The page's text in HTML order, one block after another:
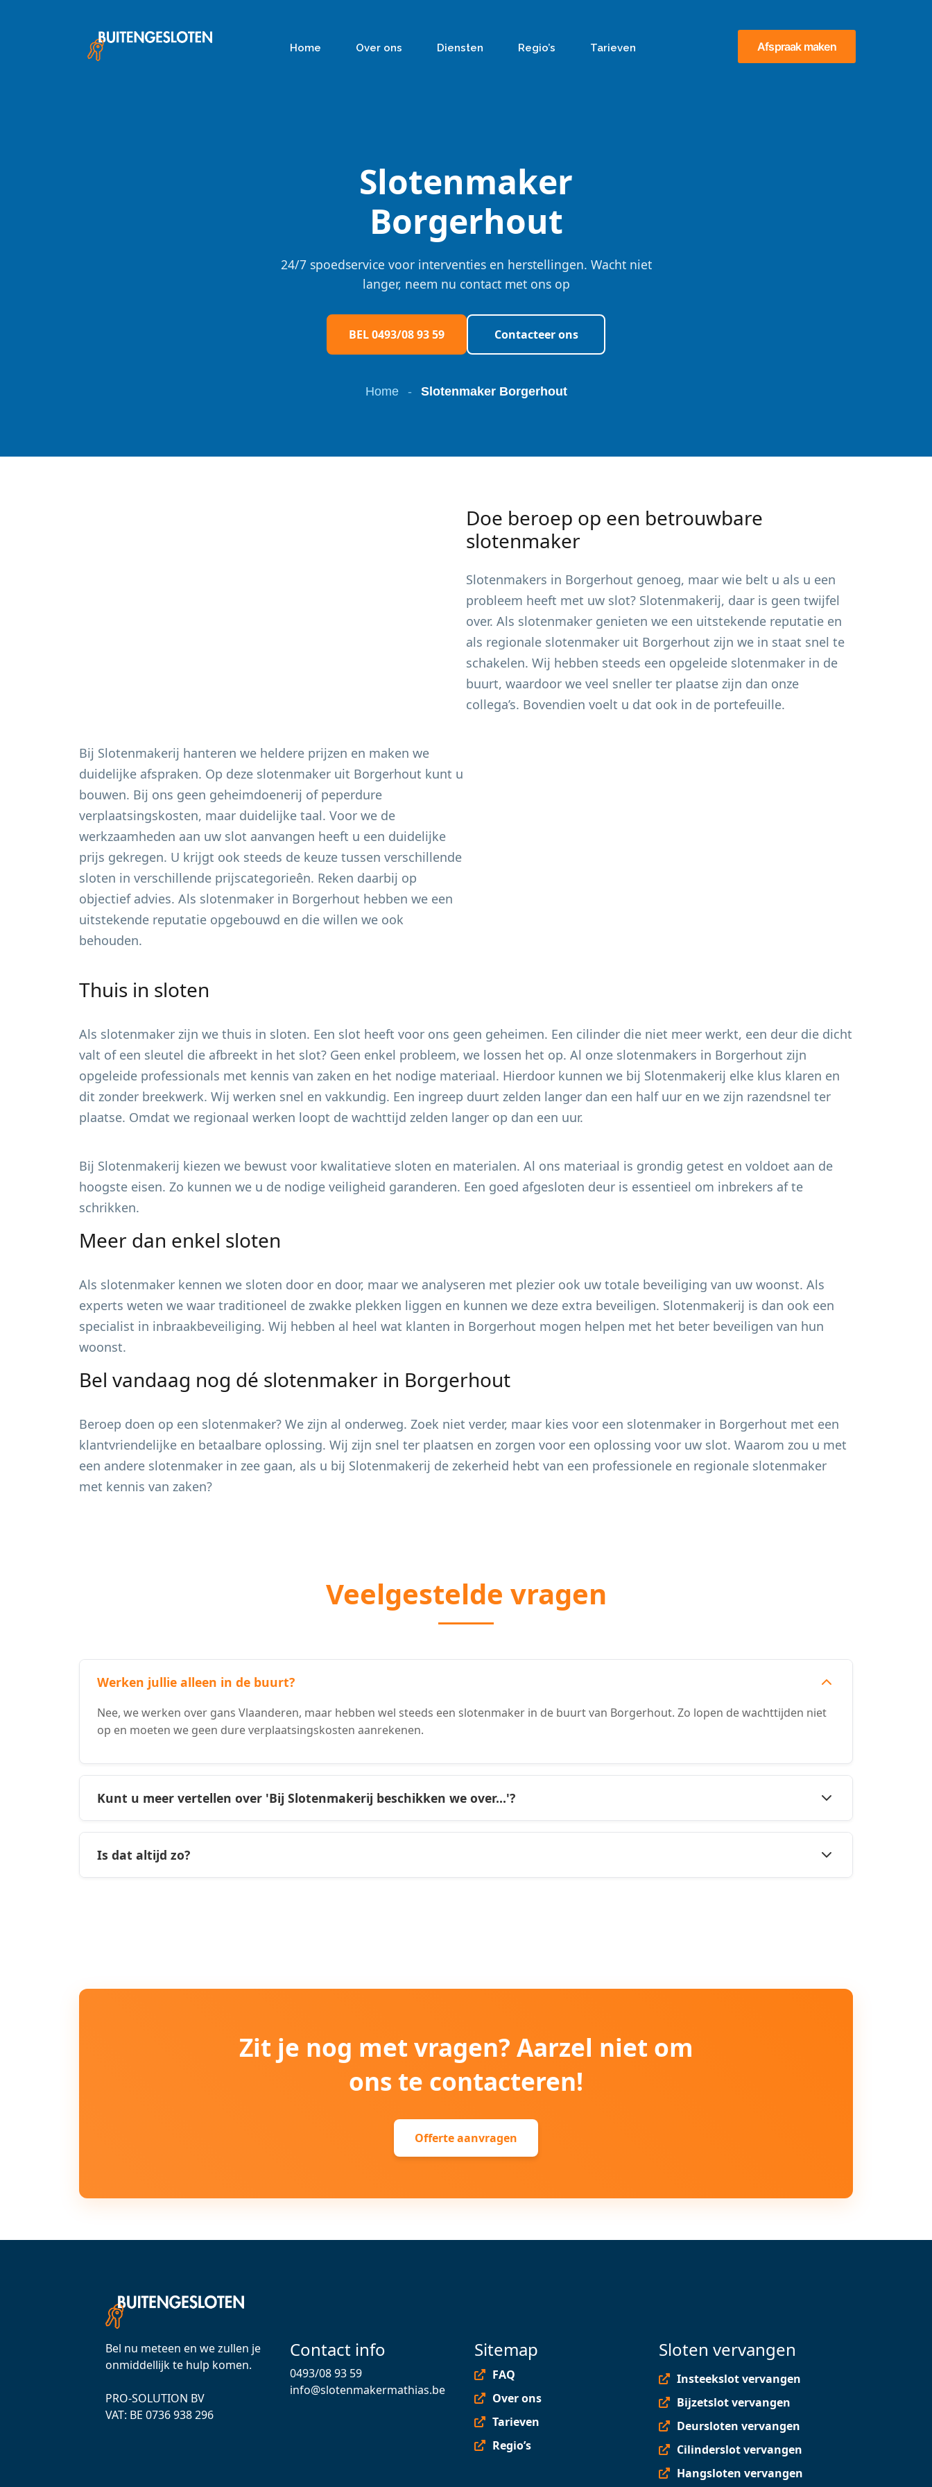
Home Over ons Diensten Regio’s Tarieven Afspraak maken
Slotenmaker
Borgerhout
24/7 spoedservice voor interventies en herstellingen. Wacht niet
langer, neem nu contact met ons op
BEL 0493/08 93 59 Contacteer ons
Home - Slotenmaker Borgerhout
Doe beroep op een betrouwbare
slotenmaker
Slotenmakers in Borgerhout genoeg, maar wie belt u als u een
probleem heeft met uw slot? Slotenmakerij, daar is geen twijfel
over. Als slotenmaker genieten we een uitstekende reputatie en
als regionale slotenmaker uit Borgerhout zijn we in staat snel te
schakelen. Wij hebben steeds een opgeleide slotenmaker in de
buurt, waardoor we veel sneller ter plaatse zijn dan onze
collega’s. Bovendien voelt u dat ook in de portefeuille.
Bij Slotenmakerij hanteren we heldere prijzen en maken we
duidelijke afspraken. Op deze slotenmaker uit Borgerhout kunt u
bouwen. Bij ons geen geheimdoenerij of peperdure
verplaatsingskosten, maar duidelijke taal. Voor we de
werkzaamheden aan uw slot aanvangen heeft u een duidelijke
prijs gekregen. U krijgt ook steeds de keuze tussen verschillende
sloten in verschillende prijscategorieên. Reken daarbij op
objectief advies. Als slotenmaker in Borgerhout hebben we een
uitstekende reputatie opgebouwd en die willen we ook
behouden.
Thuis in sloten
Als slotenmaker zijn we thuis in sloten. Een slot heeft voor ons geen geheimen. Een cilinder die niet meer werkt, een deur die dicht
valt of een sleutel die afbreekt in het slot? Geen enkel probleem, we lossen het op. Al onze slotenmakers in Borgerhout zijn
opgeleide professionals met kennis van zaken en het nodige materiaal. Hierdoor kunnen we bij Slotenmakerij elke klus klaren en
dit zonder breekwerk. Wij werken snel en vakkundig. Een ingreep duurt zelden langer dan een half uur en we zijn razendsnel ter
plaatse. Omdat we regionaal werken loopt de wachttijd zelden langer op dan een uur.
Bij Slotenmakerij kiezen we bewust voor kwalitatieve sloten en materialen. Al ons materiaal is grondig getest en voldoet aan de
hoogste eisen. Zo kunnen we u de nodige veiligheid garanderen. Een goed afgesloten deur is essentieel om inbrekers af te
schrikken.
Meer dan enkel sloten
Als slotenmaker kennen we sloten door en door, maar we analyseren met plezier ook uw totale beveiliging van uw woonst. Als
experts weten we waar traditioneel de zwakke plekken liggen en kunnen we deze extra beveiligen. Slotenmakerij is dan ook een
specialist in inbraakbeveiliging. Wij hebben al heel wat klanten in Borgerhout mogen helpen met het beter beveiligen van hun
woonst.
Bel vandaag nog dé slotenmaker in Borgerhout
Beroep doen op een slotenmaker? We zijn al onderweg. Zoek niet verder, maar kies voor een slotenmaker in Borgerhout met een
klantvriendelijke en betaalbare oplossing. Wij zijn snel ter plaatsen en zorgen voor een oplossing voor uw slot. Waarom zou u met
een andere slotenmaker in zee gaan, als u bij Slotenmakerij de zekerheid hebt van een professionele en regionale slotenmaker
met kennis van zaken?
Veelgestelde vragen
Werken jullie alleen in de buurt?
Nee, we werken over gans Vlaanderen, maar hebben wel steeds een slotenmaker in de buurt van Borgerhout. Zo lopen de wachttijden niet
op en moeten we geen dure verplaatsingskosten aanrekenen.
Kunt u meer vertellen over 'Bij Slotenmakerij beschikken we over...'?
Is dat altijd zo?
Zit je nog met vragen? Aarzel niet om
ons te contacteren!
Offerte aanvragen
Bel nu meteen en we zullen je
onmiddellijk te hulp komen.
PRO-SOLUTION BV
VAT: ВЕ 0736 938 296
Contact info
0493/08 93 59
info@slotenmakermathias.be
Sitemap
FAQ
Over ons
Tarieven
Regio’s
Sloten vervangen
Insteekslot vervangen
Bijzetslot vervangen
Deursloten vervangen
Cilinderslot vervangen
Hangsloten vervangen